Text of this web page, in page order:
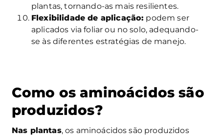
plantas, tornando-as mais resilientes.
Flexibilidade de aplicação: podem ser
aplicados via foliar ou no solo, adequando-
se às diferentes estratégias de manejo.
Como os aminoácidos são
produzidos?
Nas plantas, os aminoácidos são produzidos